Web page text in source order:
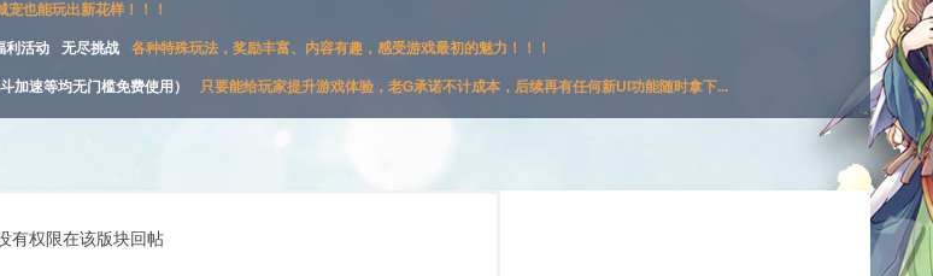
宠也能玩出新花样！！！
利活动 无尽挑战 各种特殊玩法，奖励丰富、内容有趣，感受游戏最初的魅力！！！
加速等均无门槛免费使用） 只要能给玩家提升游戏体验，老G承诺不计成本，后续再有任何新UI功能随时拿下...
有权限在该版块回帖